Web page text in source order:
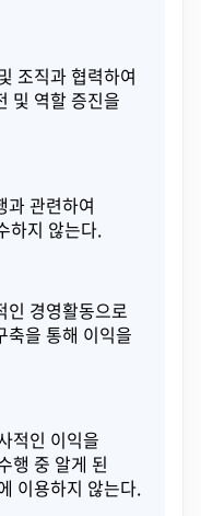
조직과 협력하여
및 역할 증진을
과 관련하여
하지 않는다.
인 경영활동으로
축을 통해 이익을
적인 이익을
행 중 알게 된
이용하지 않는다.